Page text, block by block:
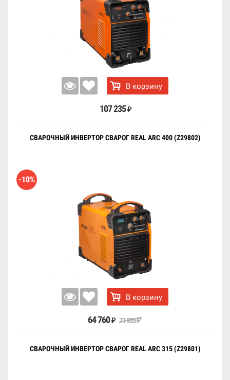
В корзину
107 235 ₽
СВАРОЧНЫЙ ИНВЕРТОР СВАРОГ REAL ARC 400 (Z29802)
-10%
В корзину
64 760 ₽ 71 955₽
СВАРОЧНЫЙ ИНВЕРТОР СВАРОГ REAL ARC 315 (Z29801)